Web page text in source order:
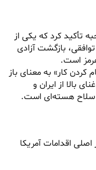
تأکید کرد که یکی از
بازگشت آزادی
است.
کردن کار» به معنای باز
بالا از ایران و
سلاح هسته‌ای است.
اقدامات آمریکا